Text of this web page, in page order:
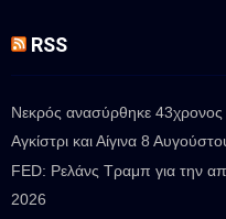
RSS
Νεκρός ανασύρθηκε
Αγκίστρι και Αίγινα 8
FED: Ρελάνς Τραμπ για την
2026